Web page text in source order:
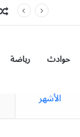
حوادث رياضة
الأشهر